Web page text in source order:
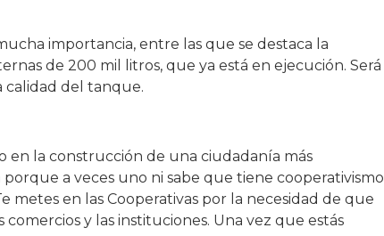
importancia, entre las que se destaca la
de 200 mil litros, que ya está en ejecución. Será
calidad del tanque.
en la construcción de una ciudadanía más
a veces uno ni sabe que tiene cooperativismo
metes en las Cooperativas por la necesidad de que
y las instituciones. Una vez que estás